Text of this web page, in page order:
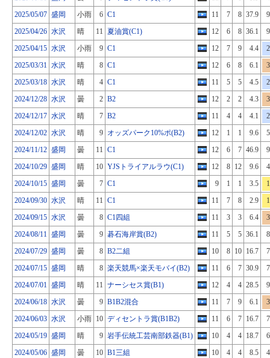
2025/05/07 盛岡 小雨 6 C1 11 7 8 37.9
9
2025/04/26 水沢 晴 11 夏油賞(C1) 12 6 8 36.1
9
2025/04/15 水沢 小雨 9 C1 12 7 9 4.4
2
2025/03/31 水沢 晴 8 C1 12 6 8 6.1
3
2025/03/18 水沢 晴 4 C1 11 5 5 4.5
2
2024/12/28 水沢 曇 2 B2 12 2 2 4.3
3
2024/12/17 水沢 晴 7 B2 11 4 4 4.1
2
2024/12/02 水沢 晴 9 オッズパーク10%ポ(B2) 12 1 1 9.6
5
2024/11/12 盛岡 曇 11 C1 12 6 7 46.9
9
2024/10/29 盛岡 晴 10 YJSトライアルラウ(C1) 12 8 12 9.6
4
2024/10/15 盛岡 曇 7 C1 9 1 1 3.5
1
2024/09/30 水沢 晴 11 C1 11 7 8 2.9
1
2024/09/15 水沢 曇 8 C1四組 11 3 3 6.4
3
2024/08/11 盛岡 曇 9 碁石海岸賞(B2) 11 5 5 36.1
8
2024/07/29 盛岡 曇 8 B2二組 10 8 10 16.7
7
2024/07/15 盛岡 晴 8 楽天競馬×楽天モバイ(B2) 11 6 7 30.9
7
2024/07/01 盛岡 晴 11 ナーシセス賞(B1) 12 4 4 28.5
9
2024/06/18 水沢 曇 9 B1B2混合 11 7 9 6.1
3
2024/06/03 水沢 小雨 10 ディセントラ賞(B1B2) 11 6 7 16.7
7
2024/05/19 盛岡 晴 9 岩手伝統工芸南部鉄器(B1) 10 4 4 18.7
6
2024/05/06 盛岡 曇 10 B1三組 10 4 4 8.5
4